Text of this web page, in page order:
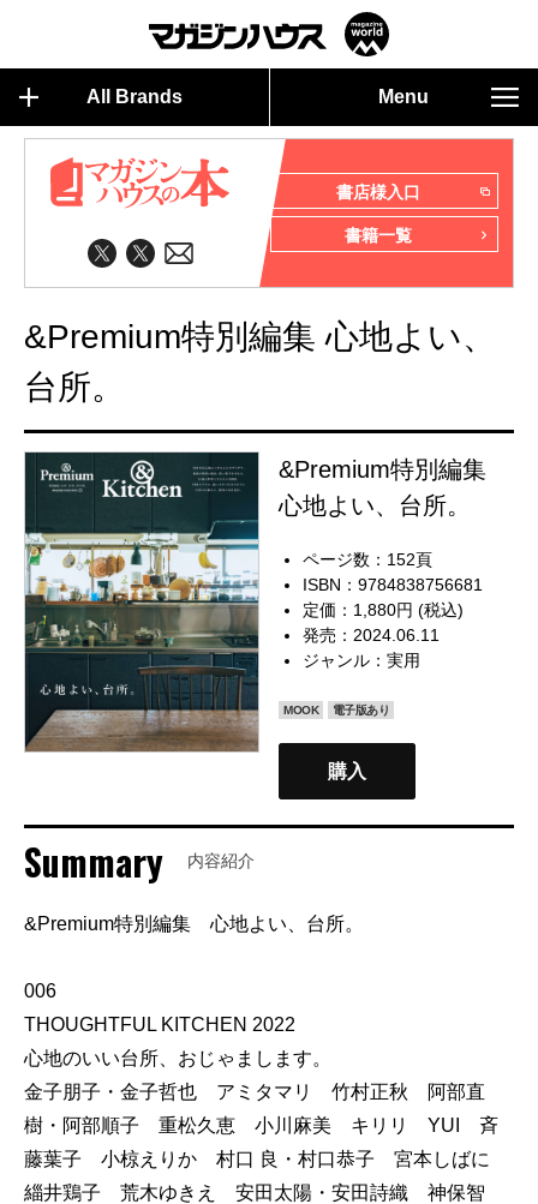
All Brands Menu
書店様入口
書籍一覧
&Premium特別編集 心地よい、
台所。
&Premium特別編集
心地よい、台所。
ページ数：152頁
ISBN：9784838756681
定価：1,880円 (税込)
発売：2024.06.11
ジャンル：実用
MOOK 電子版あり
購入
Summary 内容紹介
&Premium特別編集 心地よい、台所。
006
THOUGHTFUL KITCHEN 2022
心地のいい台所、おじゃまします。
金子朋子・金子哲也 アミタマリ 竹村正秋 阿部直
樹・阿部順子 重松久恵 小川麻美 キリリ YUI 斉
藤葉子 小椋えりか 村口 良・村口恭子 宮本しばに
緇井鶏子 荒木ゆきえ 安田太陽・安田詩織 神保智